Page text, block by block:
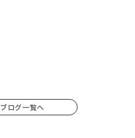
ブログ一覧へ